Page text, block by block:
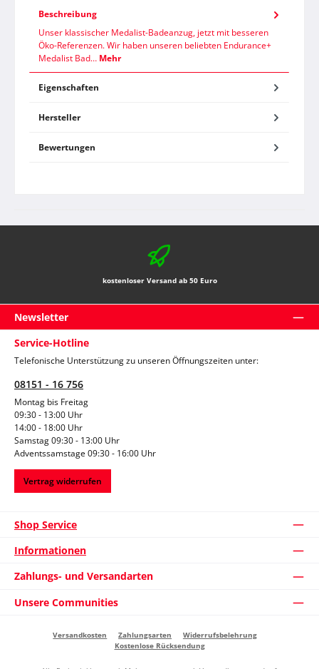
Beschreibung
Unser klassischer Medalist-Badeanzug, jetzt mit besseren
Öko-Referenzen. Wir haben unseren beliebten Endurance+
Medalist Bad… Mehr
Eigenschaften
Hersteller
Bewertungen
kostenloser Versand ab 50 Euro
Newsletter
Service-Hotline
Telefonische Unterstützung zu unseren Öffnungszeiten unter:
08151 - 16 756
Montag bis Freitag
09:30 - 13:00 Uhr
14:00 - 18:00 Uhr
Samstag 09:30 - 13:00 Uhr
Adventssamstage 09:30 - 16:00 Uhr
Vertrag widerrufen
Shop Service
Informationen
Zahlungs- und Versandarten
Unsere Communities
Versandkosten Zahlungsarten
Widerrufsbelehrung
Kostenlose Rücksendung